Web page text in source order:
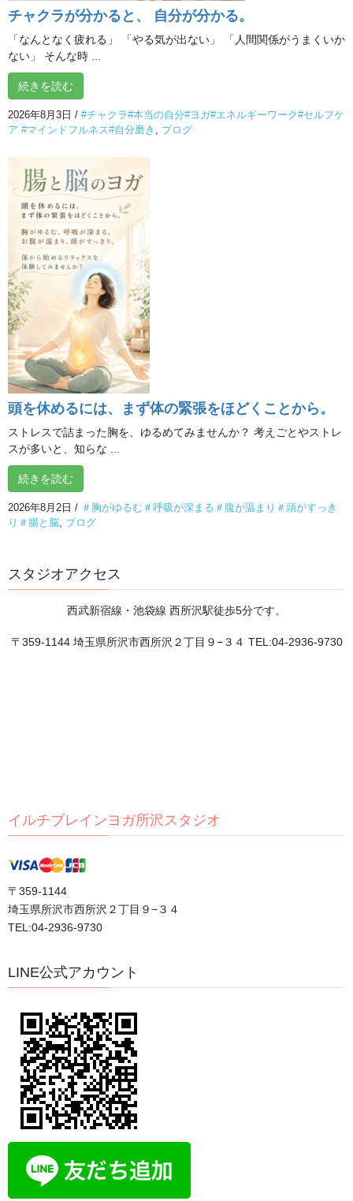
最近の投稿
**夏バテ対策 ～ヒーリング編～**
2026年8月7日
**「自分の声と一つになる」**
2026年8月6日
熱帯夜・熱中症予防、水分補給だけで十分でしょう
か？
2026年8月5日
**トレーニングで目指していること**
2026年8月4日
チャクラが分かると、 自分が分かる。
頭を休めるには、まず体の緊張をほどくことから。
今、日本人が本当に求めているものとは？
2026年7月30日
情報があふれる時代だからこそ、自分の中心を見失
わないために
おすすめ動画
ブログ
体験談
口コミ
日記
チャクラが分かると、 自分が分かる。
「なんとなく疲れる」 「やる気が出ない」 「人間関係がうまくいか
ない」 そんな時 ...
続きを読む
2026年8月3日 / #チャクラ#本当の自分#ヨガ#エネルギーワーク#セルフケ
ア #マインドフルネス#自分磨き
ブログ
頭を休めるには、まず体の緊張をほどくことから。
ストレスで詰まった胸を、ゆるめてみませんか？ 考えごとやストレ
スが多いと、知らな ...
続きを読む
2026年8月2日 / ＃胸がゆるむ＃呼吸が深まる＃腹が温まり＃頭がすっき
り＃腸と脳 ブログ
スタジオアクセス
西武新宿線・池袋線 西所沢駅徒歩5分です。
〒359-1144 埼玉県所沢市西所沢２丁目９−３４ TEL:04-2936-9730
イルチブレインヨガ所沢スタジオ
〒359-1144
埼玉県所沢市西所沢２丁目９−３４
TEL:04-2936-9730
LINE公式アカウント